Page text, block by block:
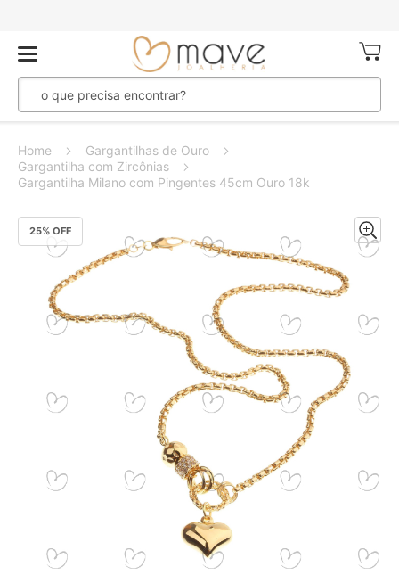
Meu
Home
Gargantilhas de Ouro
Gargantilha com Zircônias
Gargantilha Milano com Pingentes 45cm Ouro 18k
25% OFF
Pular
para
o
Galeria
imagens